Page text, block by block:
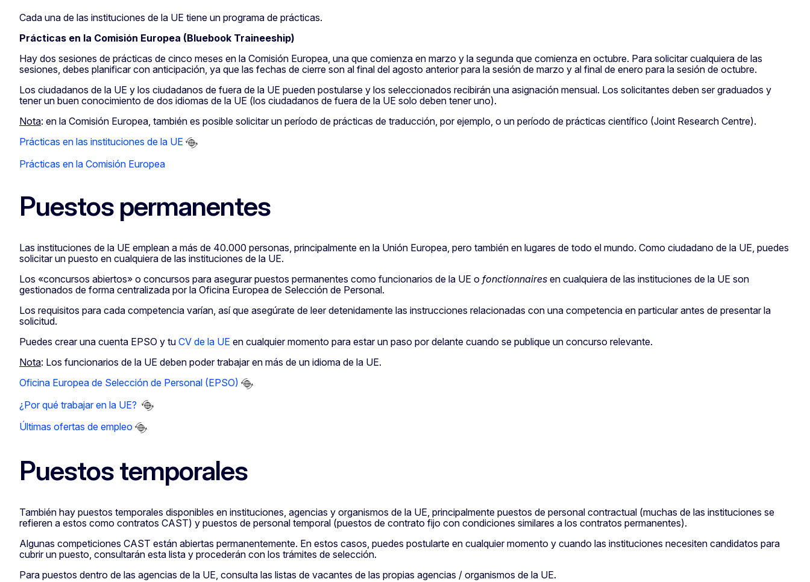
Cada una de las instituciones de la UE tiene un programa de prácticas.
Prácticas en la Comisión Europea (Bluebook Traineeship)
Hay dos sesiones de prácticas de cinco meses en la Comisión Europea, una que comienza en marzo y la segunda que comienza en octubre. Para solicitar cualquiera de las
sesiones, debes planificar con anticipación, ya que las fechas de cierre son al final del agosto anterior para la sesión de marzo y al final de enero para la sesión de octubre.
Los ciudadanos de la UE y los ciudadanos de fuera de la UE pueden postularse y los seleccionados recibirán una asignación mensual. Los solicitantes deben ser graduados y
tener un buen conocimiento de dos idiomas de la UE (los ciudadanos de fuera de la UE solo deben tener uno).
Nota: en la Comisión Europea, también es posible solicitar un período de prácticas de traducción, por ejemplo, o un período de prácticas científico (Joint Research Centre).
Prácticas en las instituciones de la UE
Prácticas en la Comisión Europea
Puestos permanentes
Las instituciones de la UE emplean a más de 40.000 personas, principalmente en la Unión Europea, pero también en lugares de todo el mundo. Como ciudadano de la UE, puedes
solicitar un puesto en cualquiera de las instituciones de la UE.
Los «concursos abiertos» o concursos para asegurar puestos permanentes como funcionarios de la UE o fonctionnaires en cualquiera de las instituciones de la UE son
gestionados de forma centralizada por la Oficina Europea de Selección de Personal.
Los requisitos para cada competencia varían, así que asegúrate de leer detenidamente las instrucciones relacionadas con una competencia en particular antes de presentar la
solicitud.
Puedes crear una cuenta EPSO y tu CV de la UE en cualquier momento para estar un paso por delante cuando se publique un concurso relevante.
Nota: Los funcionarios de la UE deben poder trabajar en más de un idioma de la UE.
Oficina Europea de Selección de Personal (EPSO)
¿Por qué trabajar en la UE?
Últimas ofertas de empleo
Puestos temporales
También hay puestos temporales disponibles en instituciones, agencias y organismos de la UE, principalmente puestos de personal contractual (muchas de las instituciones se
refieren a estos como contratos CAST) y puestos de personal temporal (puestos de contrato fijo con condiciones similares a los contratos permanentes).
Algunas competiciones CAST están abiertas permanentemente. En estos casos, puedes postularte en cualquier momento y cuando las instituciones necesiten candidatos para
cubrir un puesto, consultarán esta lista y procederán con los trámites de selección.
Para puestos dentro de las agencias de la UE, consulta las listas de vacantes de las propias agencias / organismos de la UE.